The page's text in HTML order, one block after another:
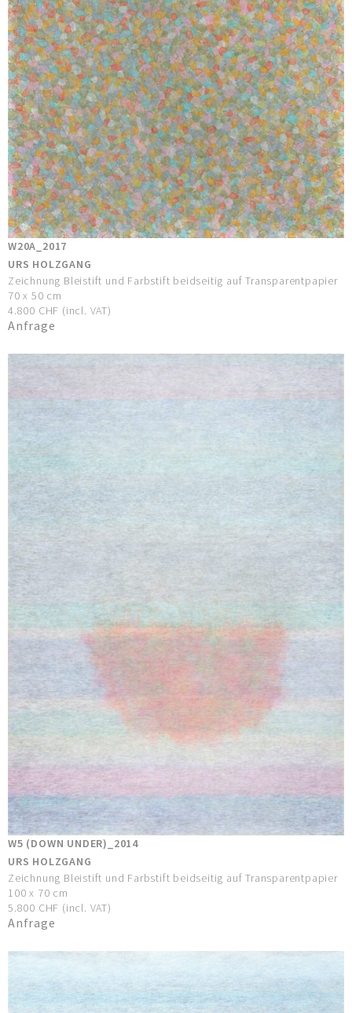
W20A_2017
URS HOLZGANG
Zeichnung Bleistift und Farbstift beidseitig auf Transparentpapier
70 x 50 cm
4.800 CHF (incl. VAT)
Anfrage
W5 (DOWN UNDER)_2014
URS HOLZGANG
Zeichnung Bleistift und Farbstift beidseitig auf Transparentpapier
100 x 70 cm
5.800 CHF (incl. VAT)
Anfrage